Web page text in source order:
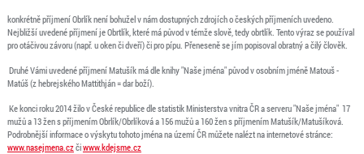
konkrétně příjmení Obrlík není bohužel v nám dostupných zdrojích o českých příjmeních uvedeno.
Nejbližší uvedené příjmení je Obrtlík, které má původ v témže slově, tedy obrtlík. Tento výraz se používal
pro otáčivou závoru (např. u oken či dveří) či pro pípu. Přeneseně se jím popisoval obratný a čilý člověk.
Druhé Vámi uvedené příjmení Matušík má dle knihy "Naše jména" původ v osobním jméně Matouš -
Matúš (z hebrejského Mattithján = dar boží).
Ke konci roku 2014 žilo v České republice dle statistik Ministerstva vnitra ČR a serveru "Naše jména" 17
mužů a 13 žen s příjmením Obrlík/Obrlíková a 156 mužů a 160 žen s příjmením Matušík/Matušíková.
Podrobnější informace o výskytu tohoto jména na území ČR můžete nalézt na internetové stránce:
www.nasejmena.czčiwww.kdejsme.cz